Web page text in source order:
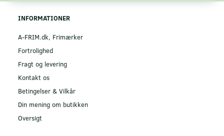
INFORMATIONER
A-FRIM.dk, Frimærker
Fortrolighed
Fragt og levering
Kontakt os
Betingelser & Vilkår
Din mening om butikken
Oversigt